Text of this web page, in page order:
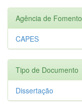
Agência de Fomento
CAPES
Tipo de Documento
Dissertação